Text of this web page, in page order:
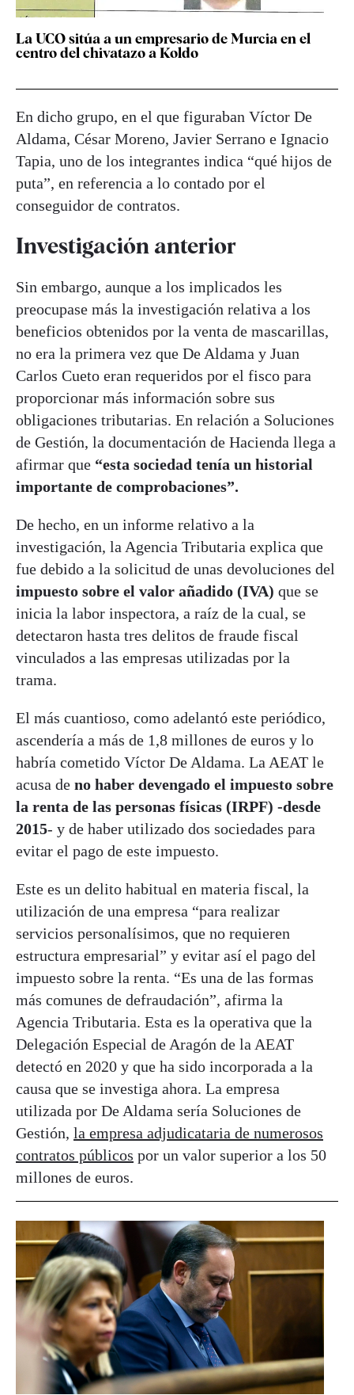
La UCO sitúa a un empresario de Murcia en el
centro del chivatazo a Koldo
En dicho grupo, en el que figuraban Víctor De
Aldama, César Moreno, Javier Serrano e Ignacio
Tapia, uno de los integrantes indica “qué hijos de
puta”, en referencia a lo contado por el
conseguidor de contratos.
Investigación anterior
Sin embargo, aunque a los implicados les
preocupase más la investigación relativa a los
beneficios obtenidos por la venta de mascarillas,
no era la primera vez que De Aldama y Juan
Carlos Cueto eran requeridos por el fisco para
proporcionar más información sobre sus
obligaciones tributarias. En relación a Soluciones
de Gestión, la documentación de Hacienda llega a
afirmar que “esta sociedad tenía un historial
importante de comprobaciones”.
De hecho, en un informe relativo a la
investigación, la Agencia Tributaria explica que
fue debido a la solicitud de unas devoluciones del
impuesto sobre el valor añadido (IVA) que se
inicia la labor inspectora, a raíz de la cual, se
detectaron hasta tres delitos de fraude fiscal
vinculados a las empresas utilizadas por la
trama.
El más cuantioso, como adelantó este periódico,
ascendería a más de 1,8 millones de euros y lo
habría cometido Víctor De Aldama. La AEAT le
acusa de no haber devengado el impuesto sobre
la renta de las personas físicas (IRPF) -desde
2015- y de haber utilizado dos sociedades para
evitar el pago de este impuesto.
Este es un delito habitual en materia fiscal, la
utilización de una empresa “para realizar
servicios personalísimos, que no requieren
estructura empresarial” y evitar así el pago del
impuesto sobre la renta. “Es una de las formas
más comunes de defraudación”, afirma la
Agencia Tributaria. Esta es la operativa que la
Delegación Especial de Aragón de la AEAT
detectó en 2020 y que ha sido incorporada a la
causa que se investiga ahora. La empresa
utilizada por De Aldama sería Soluciones de
Gestión, la empresa adjudicataria de numerosos
contratos públicos por un valor superior a los 50
millones de euros.